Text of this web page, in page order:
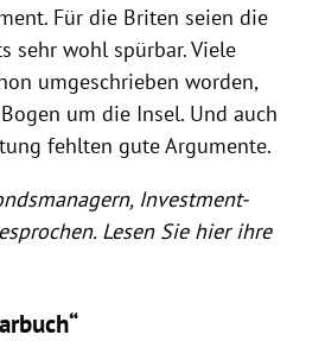
Für die Briten seien die
sehr wohl spürbar. Viele
umgeschrieben worden,
um die Insel. Und auch
fehlten gute Argumente.
Investment-
Lesen Sie hier ihre